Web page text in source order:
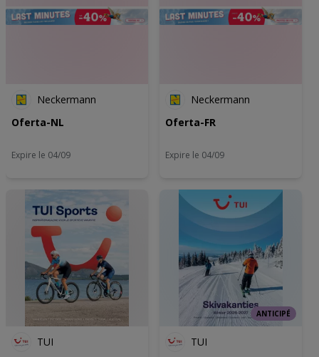
Neckermann
Oferta-NL
Expire le 04/09
Neckermann
Oferta-FR
Expire le 04/09
TUI
ANTICIPÉ
TUI
Wij en onze partners verwerken gegevens voor de
ontwikkeling van diensten.